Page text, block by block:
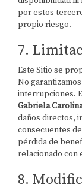
por estos
propio riesgo.
7.
Este Sitio se
No
interrupciones.
Gabriela
daños directos,
consecuentes
pérdida de
relacionado con
8.